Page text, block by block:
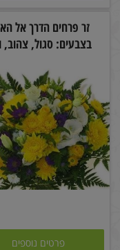
זר פרחים הדרך אל
בצבעים: סגול, צהוב,
פרטים נוספים